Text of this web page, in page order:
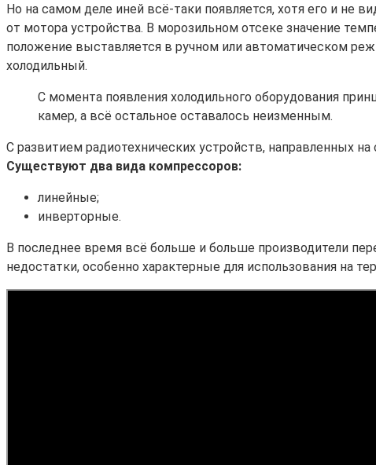
Но на самом деле иней всё-таки появляется, хотя его и не
от мотора устройства. В морозильном отсеке значение
положение выставляется в ручном или автоматическом
холодильный.
С момента появления холодильного оборудования
камер, а всё остальное оставалось неизменным.
С развитием радиотехнических устройств, направленных
Существуют два вида компрессоров:
линейные;
инверторные.
В последнее время всё больше и больше производители
недостатки, особенно характерные для использования на